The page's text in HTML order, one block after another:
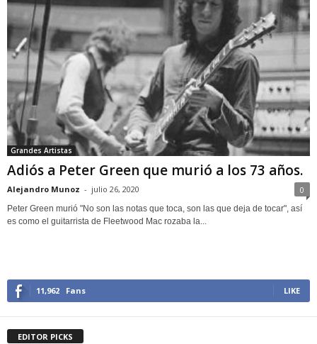
Grandes Artistas
Adiós a Peter Green que murió a los 73 años.
Alejandro Munoz - julio 26, 2020 0
Peter Green murió "No son las notas que toca, son las que deja de tocar", así
es como el guitarrista de Fleetwood Mac rozaba la...
11,962 Fans LIKE
EDITOR PICKS